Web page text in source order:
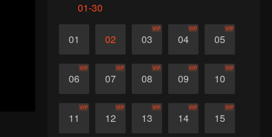
01-30
01 02 03
VIP
04
VIP
05
VIP
06
VIP
07
VIP
08
VIP
09
VIP
10
VIP
11
VIP
12
VIP
13
VIP
14
VIP
15
VIP